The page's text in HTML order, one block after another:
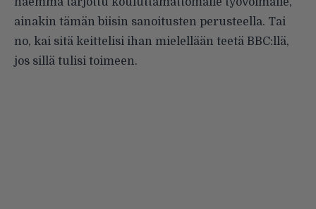
ainakin tämän biisin sanoitusten perusteella. Tai
no, kai sitä keittelisi ihan mielellään teetä BBC:llä,
jos sillä tulisi toimeen.